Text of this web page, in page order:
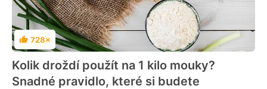
Hodnocení
728×
Kolik droždí použít na 1 kilo mouky?
Snadné pravidlo, které si budete